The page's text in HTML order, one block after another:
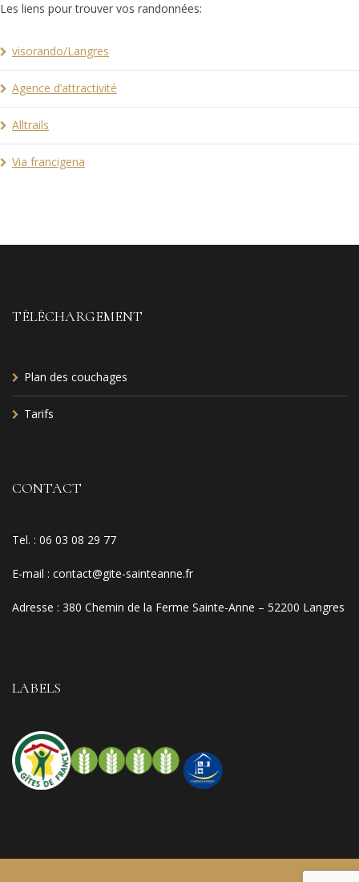
Les liens pour trouver vos randonnées:
visorando/Langres
Agence d’attractivité
Alltrails
Via francigena
TÉLÉCHARGEMENT
Plan des couchages
Tarifs
CONTACT
Tel. : 06 03 08 29 77
E-mail : contact@gite-sainteanne.fr
Adresse : 380 Chemin de la Ferme Sainte-Anne – 52200 Langres
LABELS